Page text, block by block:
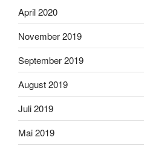
April 2020
November 2019
September 2019
August 2019
Juli 2019
Mai 2019